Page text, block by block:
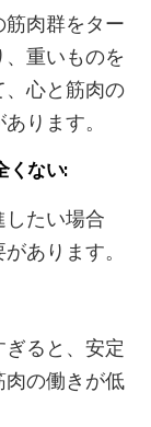
肉群をター
重いものを
、心と筋肉の
ります。
くない:
たい場合
あります。
ると、安定
肉の働きが低